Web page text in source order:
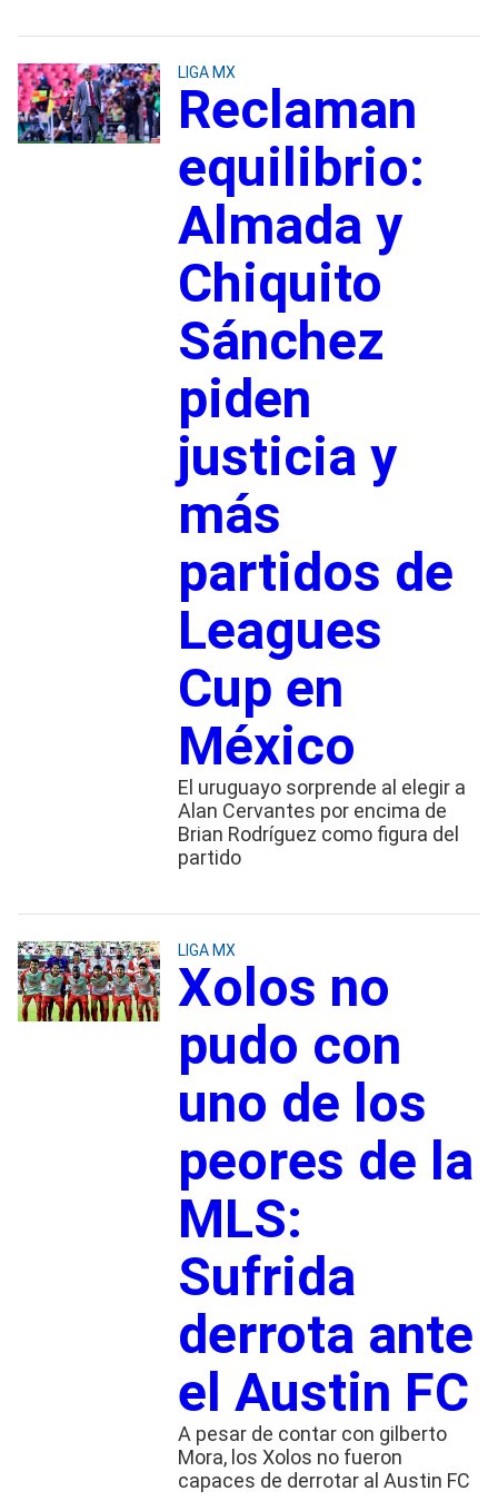
LIGA MX
Reclaman
equilibrio:
Almada y
Chiquito
Sánchez
piden
justicia y
más
partidos de
Leagues
Cup en
México
El uruguayo sorprende al elegir a
Alan Cervantes por encima de
Brian Rodríguez como figura del
partido
LIGA MX
Xolos no
pudo con
uno de los
peores de la
MLS:
Sufrida
derrota ante
el Austin FC
A pesar de contar con gilberto
Mora, los Xolos no fueron
capaces de derrotar al Austin FC